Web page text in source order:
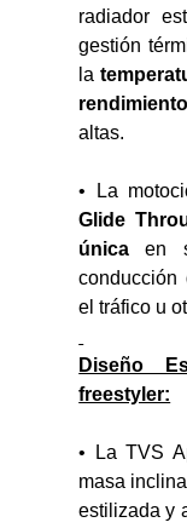
radiador
gestión
la
altas.
• La
Glide
única en
conducción
el tráfico u
Diseño
freestyler:
• La TVS
masa
estilizada y